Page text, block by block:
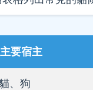
主要宿主
、狗